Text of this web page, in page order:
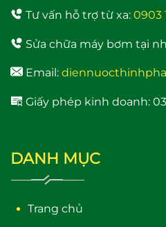
tốt nhất hiện nay
Tư vấn hỗ trợ từ xa: 0903
Sửa chữa máy bơm tại
Email:
Giấy phép kinh doanh:
DANH MỤC
Trang chủ